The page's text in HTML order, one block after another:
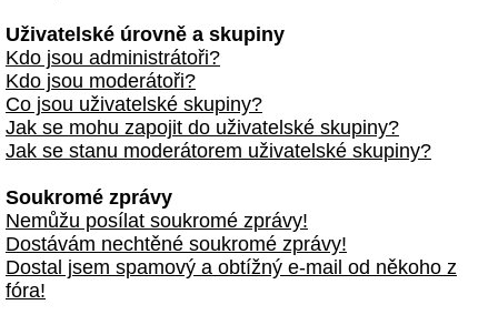
Uživatelské úrovně a skupiny
Kdo jsou administrátoři?
Kdo jsou moderátoři?
Co jsou uživatelské skupiny?
Jak se mohu zapojit do uživatelské skupiny?
Jak se stanu moderátorem uživatelské skupiny?
Soukromé zprávy
Nemůžu posílat soukromé zprávy!
Dostávám nechtěné soukromé zprávy!
Dostal jsem spamový a obtížný e-mail od někoho z
fóra!